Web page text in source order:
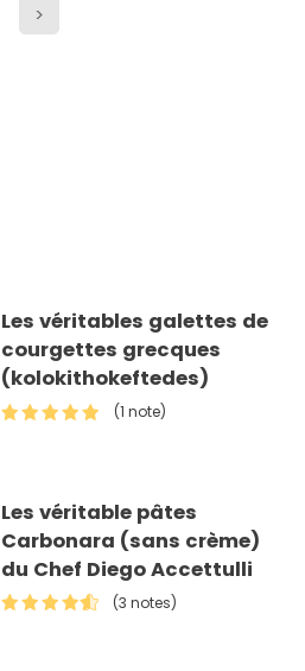
>
Les véritables galettes de
courgettes grecques
(kolokithokeftedes)
(1 note)
Les véritable pâtes
Carbonara (sans crème)
du Chef Diego Accettulli
(3 notes)